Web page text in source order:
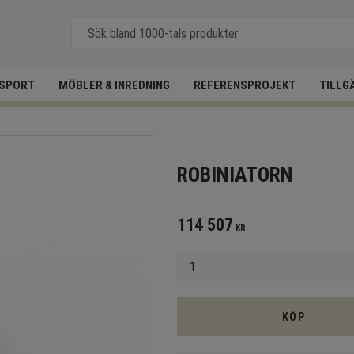
SPORT MÖBLER & INREDNING REFERENSPROJEKT
ROBINIATORN
114 507 KR
KÖP